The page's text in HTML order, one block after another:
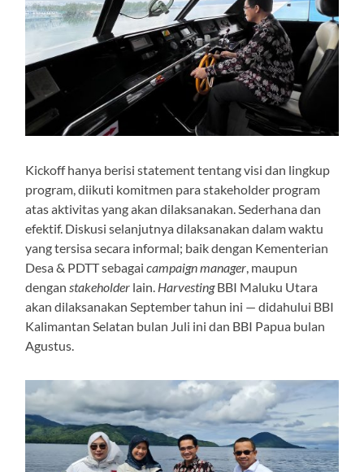
Kickoff hanya berisi statement tentang visi dan lingkup
program, diikuti komitmen para stakeholder program
atas aktivitas yang akan dilaksanakan. Sederhana dan
efektif. Diskusi selanjutnya dilaksanakan dalam waktu
yang tersisa secara informal; baik dengan Kementerian
Desa & PDTT sebagaicampaign manager, maupun
denganstakeholder lain. HarvestingBBI Maluku Utara
akan dilaksanakan September tahun ini — didahului BBI
Kalimantan Selatan bulan Juli ini dan BBI Papua bulan
Agustus.